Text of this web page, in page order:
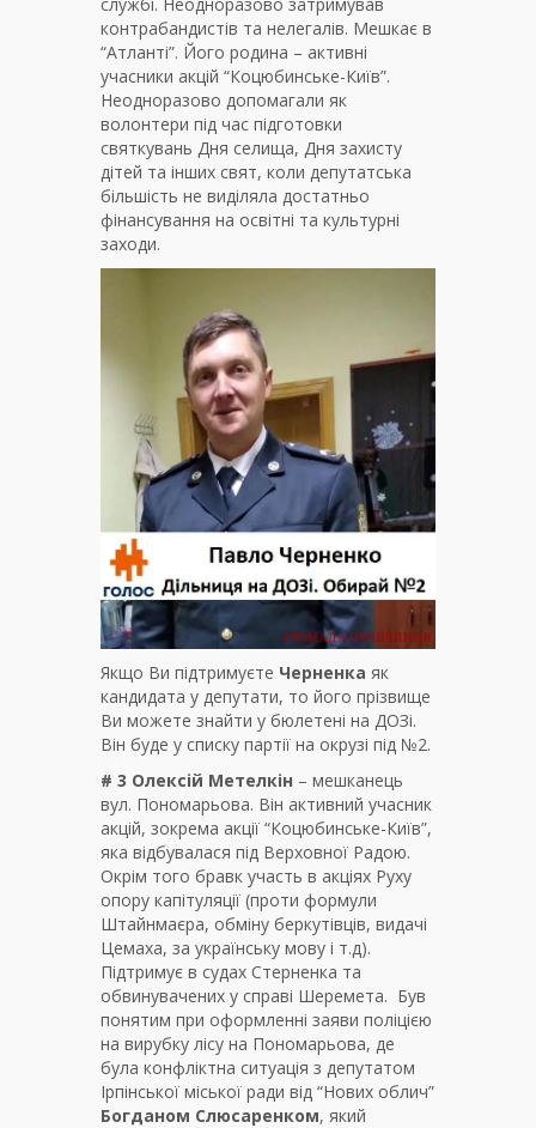
контрабандистів та нелегалів. Мешкає в
“Атланті”. Його родина – активні
учасники акцій “Коцюбинське-Київ”.
Неодноразово допомагали як
волонтери під час підготовки
святкувань Дня селища, Дня захисту
дітей та інших свят, коли депутатська
більшість не виділяла достатньо
фінансування на освітні та культурні
заходи.
Якщо Ви підтримуєте Черненка як
кандидата у депутати, то його прізвище
Ви можете знайти у бюлетені на ДОЗі.
Він буде у списку партії на окрузі під №2.
# 3 Олексій Метелкін – мешканець
вул. Пономарьова. Він активний учасник
акцій, зокрема акції “Коцюбинське-Київ”,
яка відбувалася під Верховної Радою.
Окрім того бравк участь в акціях Руху
опору капітуляції (проти формули
Штайнмаєра, обміну беркутівців, видачі
Цемаха, за українську мову і т.д).
Підтримує в судах Стерненка та
обвинувачених у справі Шеремета. Був
понятим при оформленні заяви поліцією
на вирубку лісу на Пономарьова, де
була конфліктна ситуація з депутатом
Ірпінської міської ради від “Нових облич”
Богданом Слюсаренком, який